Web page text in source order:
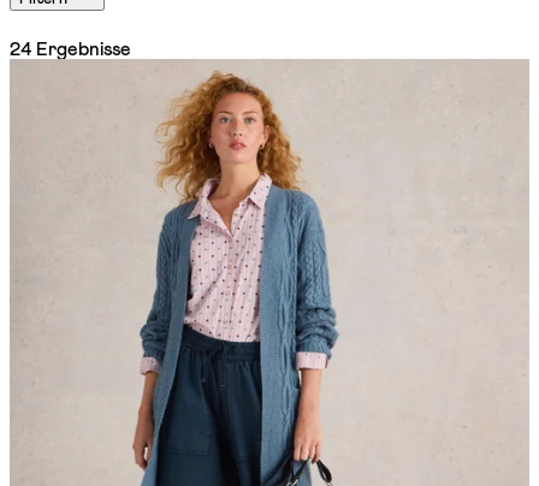
24 Ergebnisse